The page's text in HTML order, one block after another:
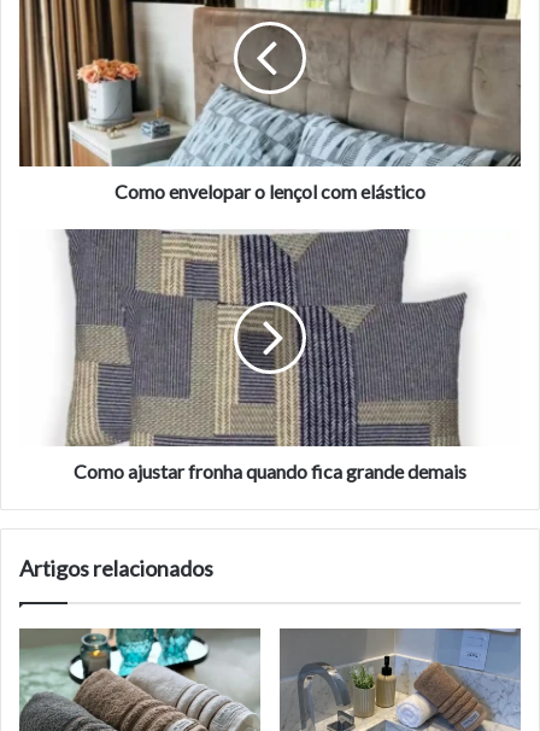
lençol
com
elástico
Como envelopar o lençol com elástico
demais
Como ajustar fronha quando fica grande demais
Artigos relacionados